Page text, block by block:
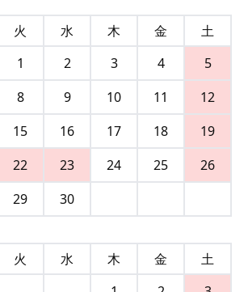
火 水 木 金
土
1
2 3 4
5
8 9 10 11
12
15 16 17 18
19
22 23 24 25
26
29 30
火 水 木 金
土